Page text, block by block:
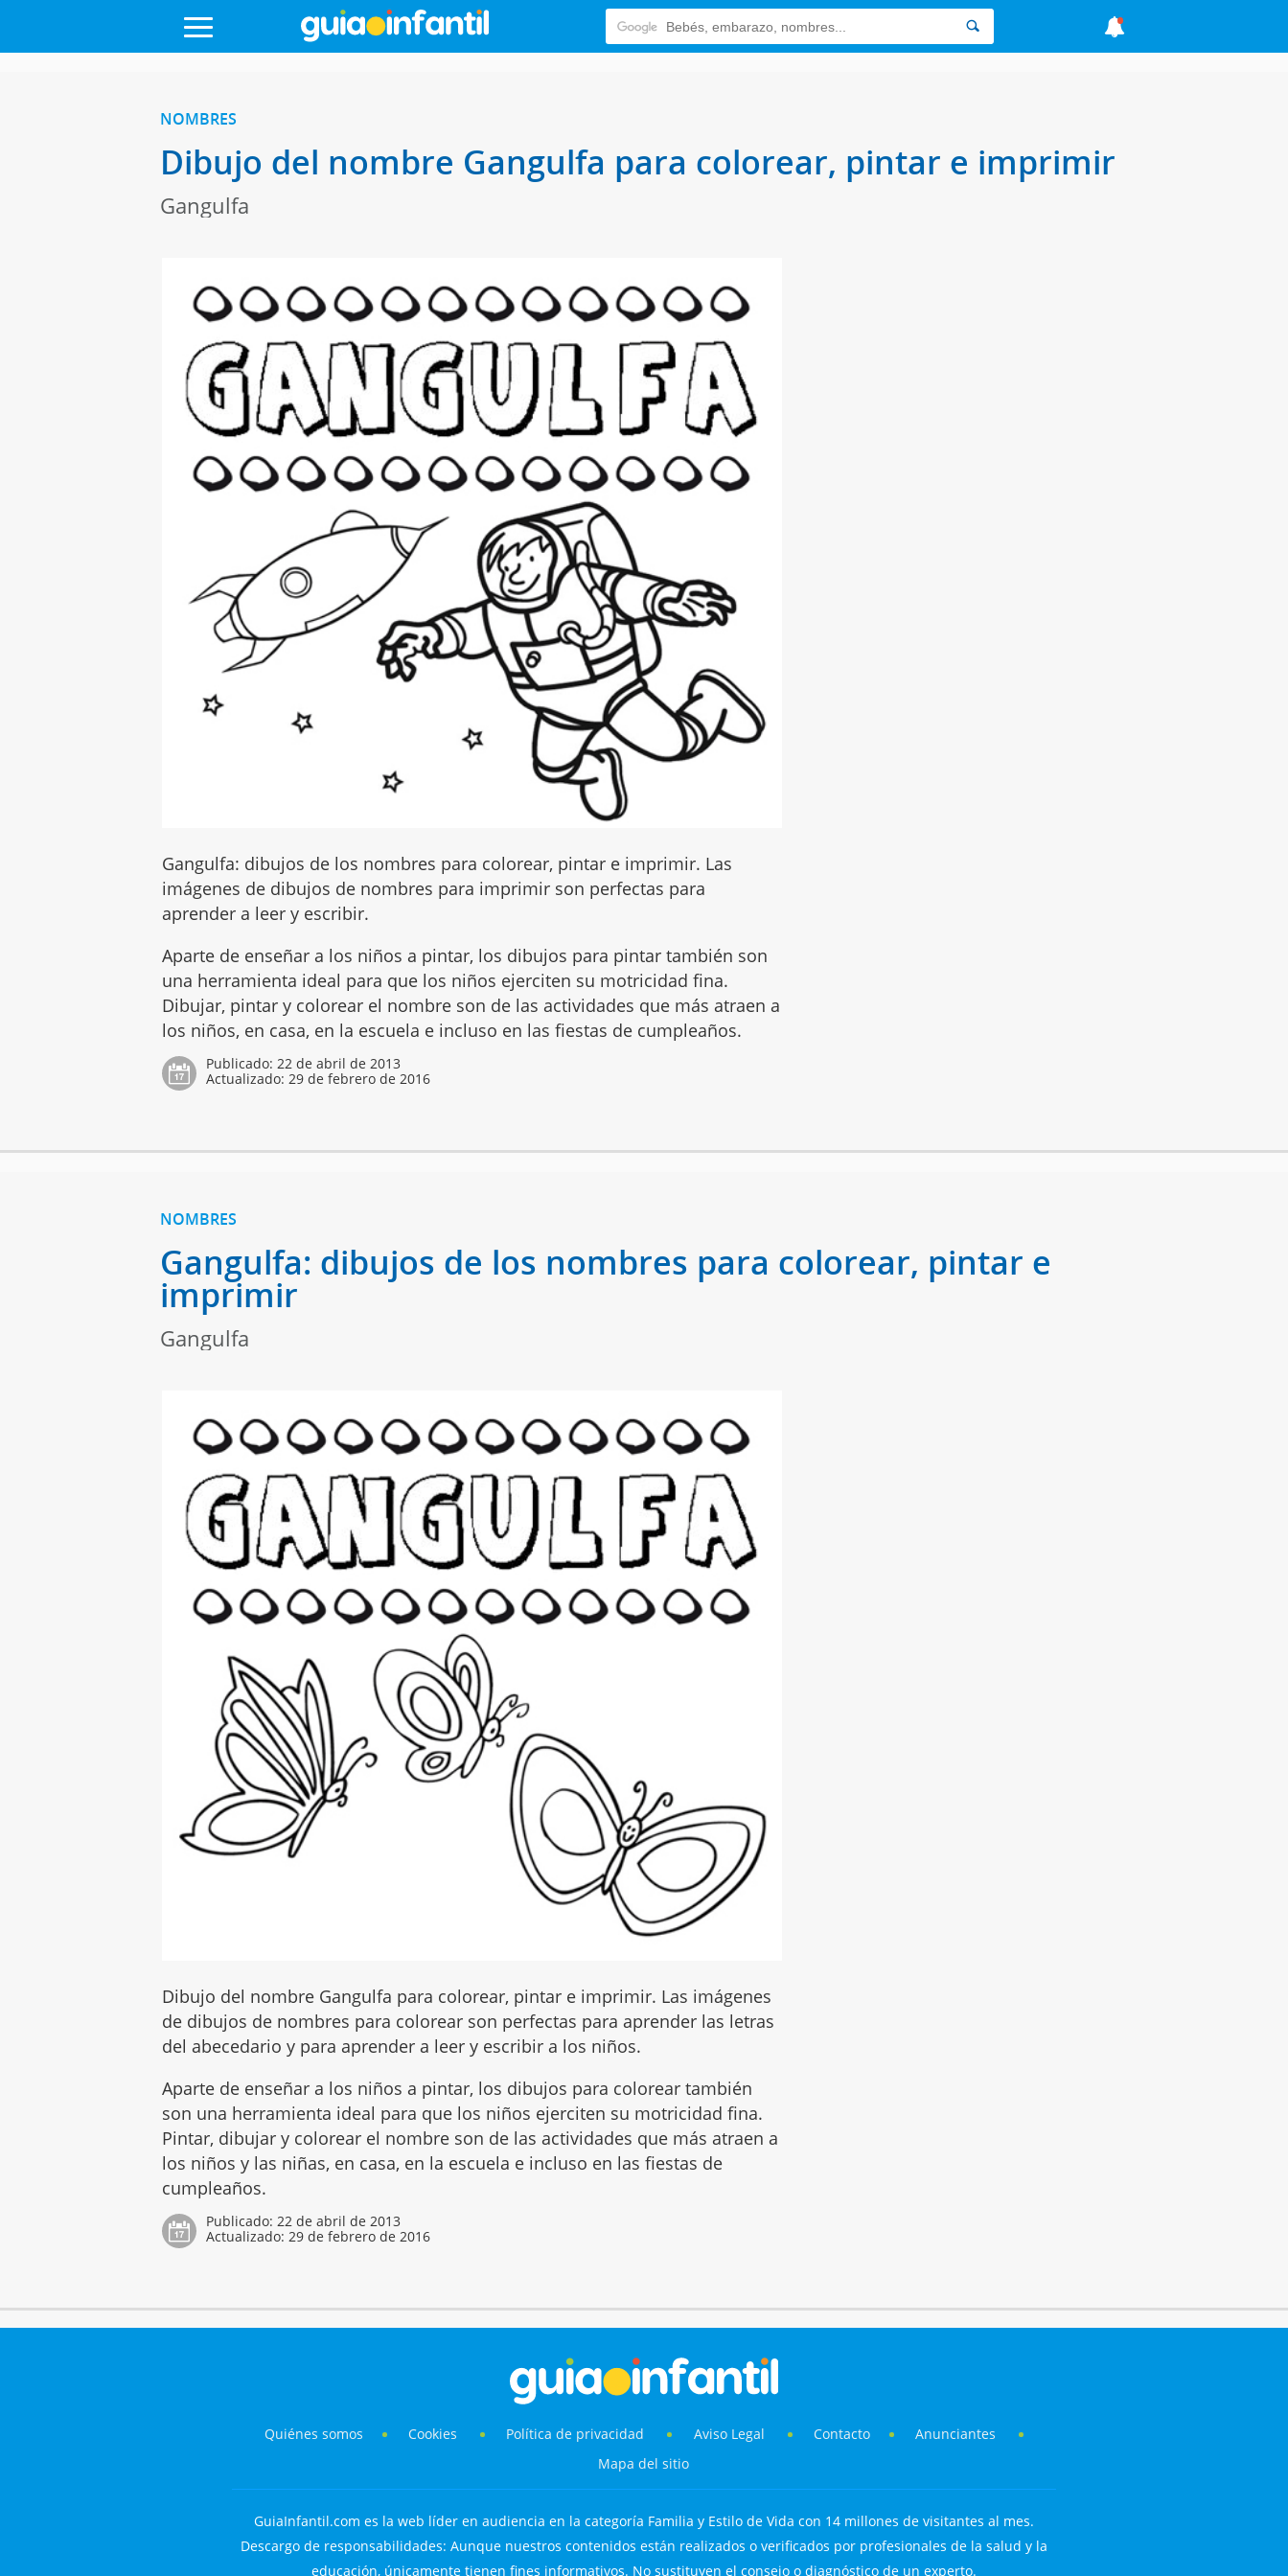
NOMBRES
Dibujo del nombre Gangulfa para colorear, pintar e imprimir
Gangulfa
Gangulfa: dibujos de los nombres para colorear, pintar e imprimir. Las
imágenes de dibujos de nombres para imprimir son perfectas para
aprender a leer y escribir.
Aparte de enseñar a los niños a pintar, los dibujos para pintar también son
una herramienta ideal para que los niños ejerciten su motricidad fina.
Dibujar, pintar y colorear el nombre son de las actividades que más atraen a
los niños, en casa, en la escuela e incluso en las fiestas de cumpleaños.
Publicado:22 de abril de 2013
Actualizado:29 de febrero de 2016
NOMBRES
Gangulfa: dibujos de los nombres para colorear, pintar e
imprimir
Gangulfa
Dibujo del nombre Gangulfa para colorear, pintar e imprimir. Las imágenes
de dibujos de nombres para colorear son perfectas para aprender las letras
del abecedario y para aprender a leer y escribir a los niños.
Aparte de enseñar a los niños a pintar, los dibujos para colorear también
son una herramienta ideal para que los niños ejerciten su motricidad fina.
Pintar, dibujar y colorear el nombre son de las actividades que más atraen a
los niños y las niñas, en casa, en la escuela e incluso en las fiestas de
cumpleaños.
Publicado:22 de abril de 2013
Actualizado:29 de febrero de 2016
Quiénes somos Cookies Política de privacidad Aviso Legal Contacto
Anunciantes
Mapa del sitio
GuiaInfantil.com es la web líder en audiencia en la categoría Familia y Estilo de Vida con 14 millones de visitantes al mes.
Descargo de responsabilidades: Aunque nuestros contenidos están realizados o verificados por profesionales de la salud y la
educación, únicamente tienen fines informativos. No sustituyen el consejo o diagnóstico de un experto.